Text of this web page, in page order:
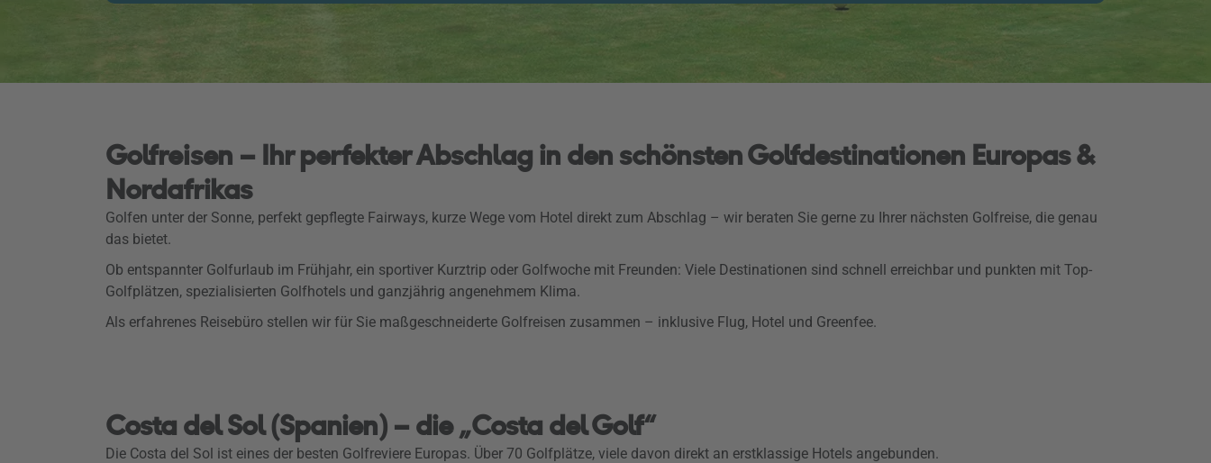
Golfreisen – Ihr perfekter Abschlag in den schönsten Golfdestinationen Europas &
Nordafrikas
Golfen unter der Sonne, perfekt gepflegte Fairways, kurze Wege vom Hotel direkt zum Abschlag – wir beraten Sie gerne zu Ihrer nächsten Golfreise, die genau
das bietet.
Ob entspannter Golfurlaub im Frühjahr, ein sportiver Kurztrip oder Golfwoche mit Freunden: Viele Destinationen sind schnell erreichbar und punkten mit Top-
Golfplätzen, spezialisierten Golfhotels und ganzjährig angenehmem Klima.
Als erfahrenes Reisebüro stellen wir für Sie maßgeschneiderte Golfreisen zusammen – inklusive Flug, Hotel und Greenfee.
Costa del Sol (Spanien) – die „Costa del Golf“
Die Costa del Sol ist eines der besten Golfreviere Europas. Über 70 Golfplätze, viele davon direkt an erstklassige Hotels angebunden.